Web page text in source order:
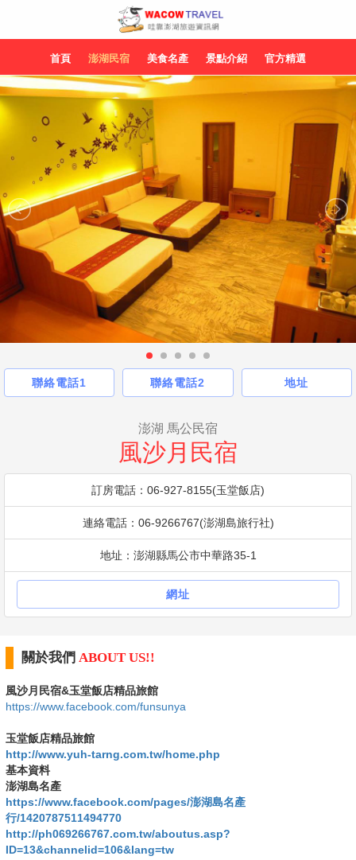
首頁 澎湖民宿 美食名產 景點介紹 官方精選
聯絡電話1 聯絡電話2 地址
澎湖 馬公民宿
風沙月民宿
訂房電話：06-927-8155(玉堂飯店)
連絡電話：06-9266767(澎湖島旅行社)
地址：澎湖縣馬公市中華路35-1
網址
關於我們 ABOUT US!!
風沙月民宿&玉堂飯店精品旅館
https://www.facebook.com/funsunya
玉堂飯店精品旅館
http://www.yuh-tarng.com.tw/home.php
基本資料
澎湖島名產
https://www.facebook.com/pages/澎湖島名產
行/1420787511494770
http://ph069266767.com.tw/aboutus.asp?
ID=13&channelid=106&lang=tw